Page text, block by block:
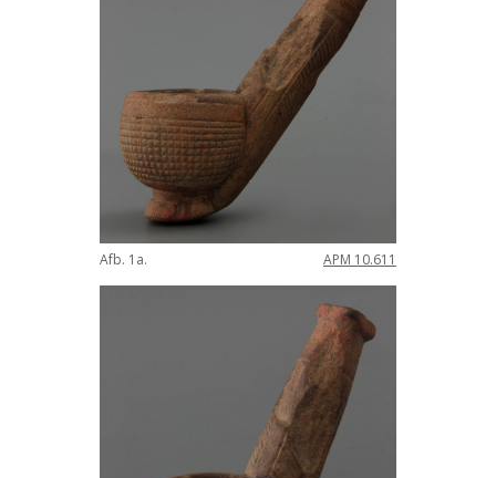
Afb. 1a. APM 10.611